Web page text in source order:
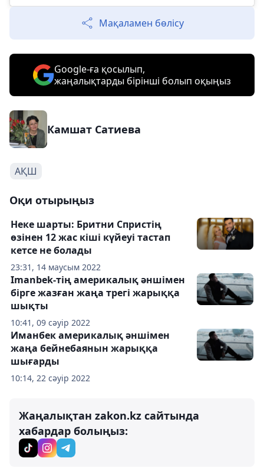
Мақаламен бөлісу
Google-ға қосылып,
жаңалықтарды бірінші болып оқыңыз
Камшат Сатиева
АҚШ
Оқи отырыңыз
23:31, 14 маусым 2022
Неке шарты: Бритни Спристің
өзінен 12 жас кіші күйеуі тастап
кетсе не болады
10:41, 09 сәуір 2022
Imanbek-тің америкалық әншімен
бірге жазған жаңа трегі жарыққа
шықты
10:14, 22 сәуір 2022
Иманбек америкалық әншімен
жаңа бейнебаянын жарыққа
шығарды
Жаңалықтан zakon.kz сайтында
хабардар болыңыз: